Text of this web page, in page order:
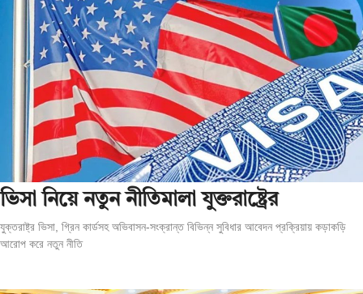
ভিসা নিয়ে নতুন নীতিমালা যুক্তরাষ্ট্রের
যুক্তরাষ্ট্র ভিসা, গ্রিন কার্ডসহ অভিবাসন-সংক্রান্ত বিভিন্ন সুবিধার আবেদন প্রক্রিয়ায় কড়াকড়ি
আরোপ করে নতুন নীতি